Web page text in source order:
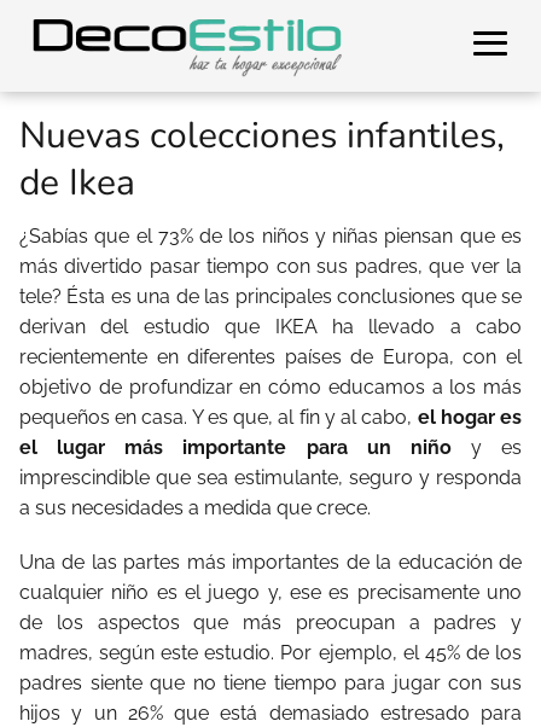
Nuevas colecciones infantiles,
de Ikea
¿Sabías que el 73% de los niños y niñas piensan que es
más divertido pasar tiempo con sus padres, que ver la
tele? Ésta es una de las principales conclusiones que se
derivan del estudio que IKEA ha llevado a cabo
recientemente en diferentes países de Europa, con el
objetivo de profundizar en cómo educamos a los más
pequeños en casa. Y es que, al fin y al cabo, el hogar es
el lugar más importante para un niñoy es
imprescindible que sea estimulante, seguro y responda
a sus necesidades a medida que crece.
Una de las partes más importantes de la educación de
cualquier niño es el juego y, ese es precisamente uno
de los aspectos que más preocupan a padres y
madres, según este estudio. Por ejemplo, el 45% de los
padres siente que no tiene tiempo para jugar con sus
hijos y un 26% que está demasiado estresado para